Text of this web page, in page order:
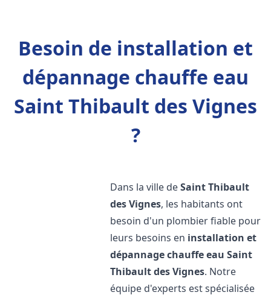
Besoin de installation et
dépannage chauffe eau
Saint Thibault des Vignes
?
Dans la ville deSaint Thibault
des Vignes, les habitants ont
besoin d'un plombier fiable pour
leurs besoins en installation et
dépannage chauffe eau Saint
Thibault des Vignes. Notre
équipe d'experts est spécialisée